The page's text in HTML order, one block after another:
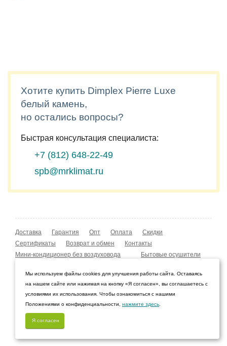
Хотите купить Dimplex Pierre Luxe
белый камень,
но остались вопросы?
Быстрая консультация специалиста:
+7 (812) 648-22-49
spb@mrklimat.ru
Доставка Гарантия Опт Оплата
Скидки
Сертификаты
Возврат и обмен
Контакты
Мини-кондиционер без воздуховода
Бытовые осушители
Мобильные кондиционеры
Охладители воздуха
Мойка воздуха Boneco W210
© 2009–2026 Интернет-магазин «Мистер Климат»
Санкт-Петербург, Ленинградская область
Мы используем файлы cookies для улучшения работы сайта. Оставаясь
на нашем сайте или нажимая на кнопку «Я согласен», вы соглашаетесь с
условиями их использования. Чтобы ознакомиться с нашими
Положениями о конфиденциальности, нажмите здесь
Я согласен